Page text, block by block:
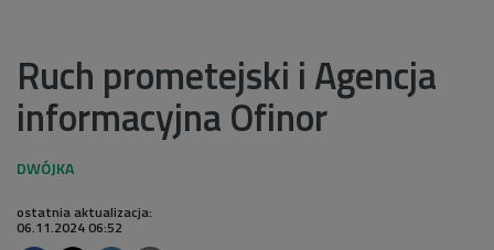
Ruch prometejski i Agencja
informacyjna Ofinor
ostatnia aktualizacja:
06.11.2024 06:52